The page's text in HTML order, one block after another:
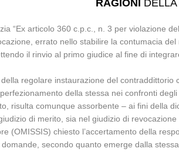
RAGIONI
“Ex articolo 360 c.p.c., n. 3 per violazione
errato nello stabilire la contumacia
il rinvio al primo giudice al fine di
regolare instaurazione del
della stessa nei confronti
risulta comunque assorbente – ai fini della
di merito, sia nel giudizio di
(OMISSIS) chiesto l’accertamento della
secondo quanto emerge dalla